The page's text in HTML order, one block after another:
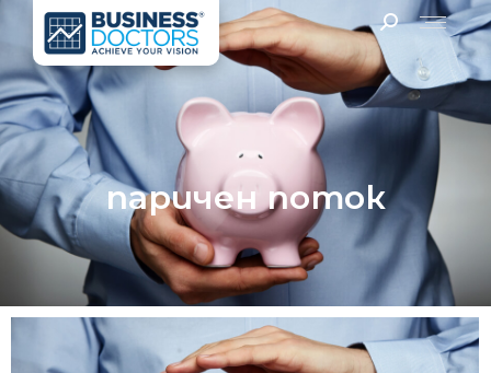
паричен поток